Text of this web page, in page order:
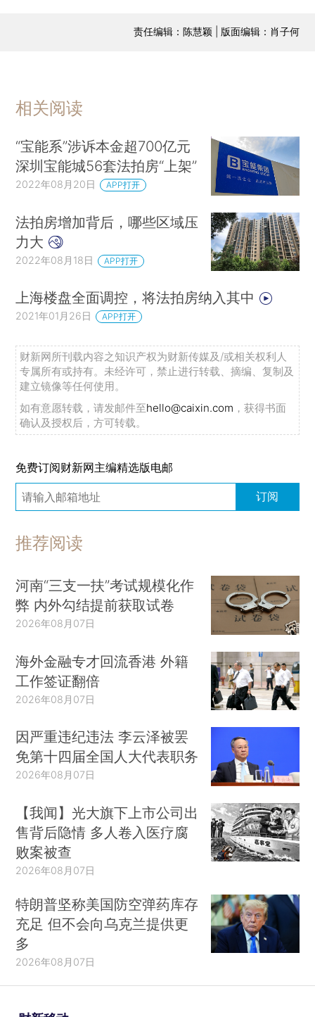
责任编辑：陈慧颖 | 版面编辑：肖子何
相关阅读
“宝能系”涉诉本金超700亿元
深圳宝能城56套法拍房“上架”
2022年08月20日 APP打开
法拍房增加背后，哪些区域压
力大
2022年08月18日 APP打开
上海楼盘全面调控，将法拍房纳入其中
2021年01月26日 APP打开
财新网所刊载内容之知识产权为财新传媒及/或相关权利人
专属所有或持有。未经许可，禁止进行转载、摘编、复制及
建立镜像等任何使用。
如有意愿转载，请发邮件至hello@caixin.com ，获得书面
确认及授权后，方可转载。
免费订阅财新网主编精选版电邮
订阅
推荐阅读
河南“三支一扶”考试规模化作
弊 内外勾结提前获取试卷
2026年08月07日
海外金融专才回流香港 外籍
工作签证翻倍
2026年08月07日
因严重违纪违法 李云泽被罢
免第十四届全国人大代表职务
2026年08月07日
【我闻】光大旗下上市公司出
售背后隐情 多人卷入医疗腐
败案被查
2026年08月07日
特朗普坚称美国防空弹药库存
充足 但不会向乌克兰提供更
多
2026年08月07日